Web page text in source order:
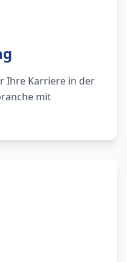
Ihre Karriere in der
mit